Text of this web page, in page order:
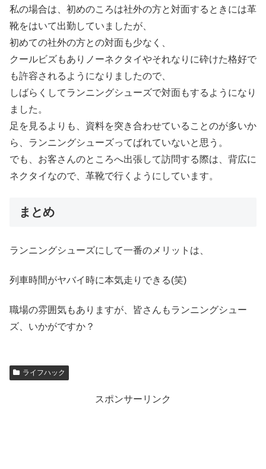
私の場合は、初めのころは社外の方と対面するときには革
靴をはいて出勤していましたが、
初めての社外の方との対面も少なく、
クールビズもありノーネクタイやそれなりに砕けた格好で
も許容されるようになりましたので、
しばらくしてランニングシューズで対面もするようになり
ました。
足を見るよりも、資料を突き合わせていることのが多いか
ら、ランニングシューズってばれていないと思う。
でも、お客さんのところへ出張して訪問する際は、背広に
ネクタイなので、革靴で行くようにしています。
まとめ
ランニングシューズにして一番のメリットは、
列車時間がヤバイ時に本気走りできる(笑)
職場の雰囲気もありますが、皆さんもランニングシュー
ズ、いかがですか？
ライフハック
スポンサーリンク